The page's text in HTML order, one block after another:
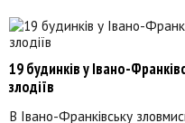
19 будинків у Івано-
злодіїв
В Івано-Франківську